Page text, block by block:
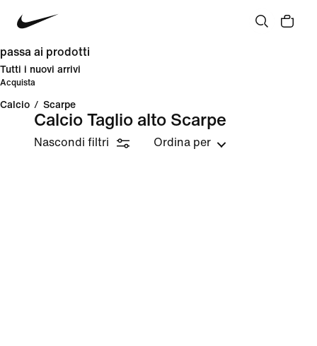
passa ai prodotti
Tutti i nuovi arrivi
Acquista
Calcio / Scarpe
Calcio Taglio alto Scarpe
Nascondi filtri Ordina per